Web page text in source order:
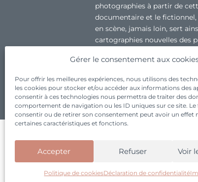
Gérer le consentement aux
Pour offrir les meilleures expériences, nous utilisons des
les cookies pour stocker et/ou accéder aux informations des
consentir à ces technologies nous permettra de traiter des
comportement de navigation ou les ID uniques sur ce site. Le
consentir ou de retirer son consentement peut avoir un effet
certaines caractéristiques et fonctions.
Accepter Refuser Voir
Politique de cookiesDéclaration de confidentialité
photographies à partir de
documentaire et le fictionnel,
en scène, jamais loin, sert
cartographies nouvelles des
poreuses, tant sur le plan
Marseille